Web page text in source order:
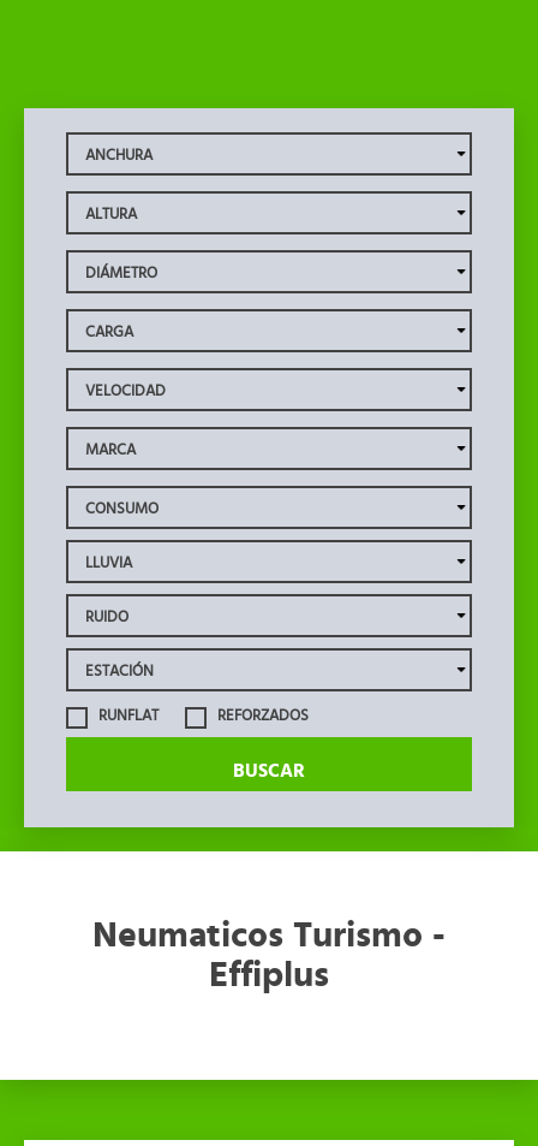
RUNFLAT REFORZADOS
BUSCAR
Neumaticos Turismo -
Effiplus